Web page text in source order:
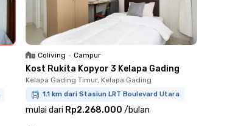
Coliving • Campur
Kost Rukita Kopyor 3 Kelapa Gading
Kelapa Gading Timur, Kelapa Gading
1.1 km dari Stasiun LRT Boulevard Utara
mulai dari Rp2.268.000 /bulan